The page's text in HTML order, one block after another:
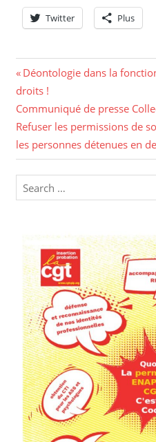
Twitter Plus
Navigation
de
l’article
Previous
Post:
Déontologie dans la
droits !
Next
Post:
Communiqué de presse
Refuser les permissions de
les personnes détenues en